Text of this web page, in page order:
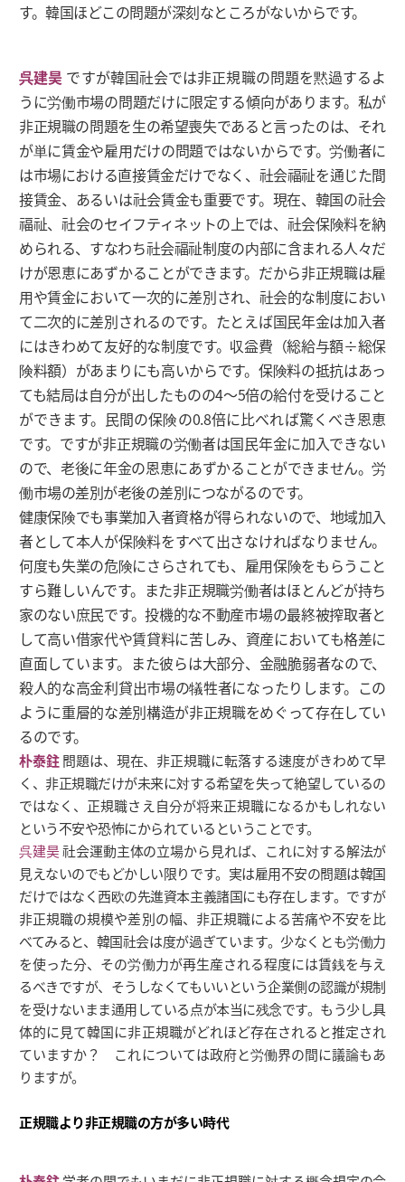
す。韓国ほどこの問題が深刻なところがないからです。
呉建昊 ですが韓国社会では非正規職の問題を黙過するよ
うに労働市場の問題だけに限定する傾向があります。私が
非正規職の問題を生の希望喪失であると言ったのは、それ
が単に賃金や雇用だけの問題ではないからです。労働者に
は市場における直接賃金だけでなく、社会福祉を通じた間
接賃金、あるいは社会賃金も重要です。現在、韓国の社会
福祉、社会のセイフティネットの上では、社会保険料を納
められる、すなわち社会福祉制度の内部に含まれる人々だ
けが恩恵にあずかることができます。だから非正規職は雇
用や賃金において一次的に差別され、社会的な制度におい
て二次的に差別されるのです。たとえば国民年金は加入者
にはきわめて友好的な制度です。収益費（総給与額÷総保
険料額）があまりにも高いからです。保険料の抵抗はあっ
ても結局は自分が出したものの4～5倍の給付を受けること
ができます。民間の保険の0.8倍に比べれば驚くべき恩恵
です。ですが非正規職の労働者は国民年金に加入できない
ので、老後に年金の恩恵にあずかることができません。労
働市場の差別が老後の差別につながるのです。
健康保険でも事業加入者資格が得られないので、地域加入
者として本人が保険料をすべて出さなければなりません。
何度も失業の危険にさらされても、雇用保険をもらうこと
すら難しいんです。また非正規職労働者はほとんどが持ち
家のない庶民です。投機的な不動産市場の最終被搾取者と
して高い借家代や賃貸料に苦しみ、資産においても格差に
直面しています。また彼らは大部分、金融脆弱者なので、
殺人的な高金利貸出市場の犠牲者になったりします。この
ように重層的な差別構造が非正規職をめぐって存在してい
るのです。
朴泰鉒問題は、現在、非正規職に転落する速度がきわめて早
く、非正規職だけが未来に対する希望を失って絶望しているの
ではなく、正規職さえ自分が将来正規職になるかもしれない
という不安や恐怖にかられているということです。
呉建昊社会運動主体の立場から見れば、これに対する解法が
見えないのでもどかしい限りです。実は雇用不安の問題は韓国
だけではなく西欧の先進資本主義諸国にも存在します。ですが
非正規職の規模や差別の幅、非正規職による苦痛や不安を比
べてみると、韓国社会は度が過ぎています。少なくとも労働力
を使った分、その労働力が再生産される程度には賃銭を与え
るべきですが、そうしなくてもいいという企業側の認識が規制
を受けないまま通用している点が本当に残念です。もう少し具
体的に見て韓国に非正規職がどれほど存在されると推定され
ていますか？ これについては政府と労働界の間に議論もあ
りますが。
正規職より非正規職の方が多い時代